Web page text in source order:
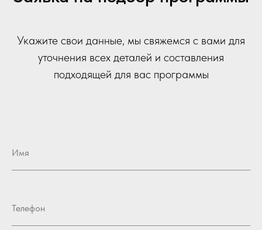
Укажите свои данные, мы свяжемся с вами для
уточнения всех деталей и составления
подходящей для вас программы